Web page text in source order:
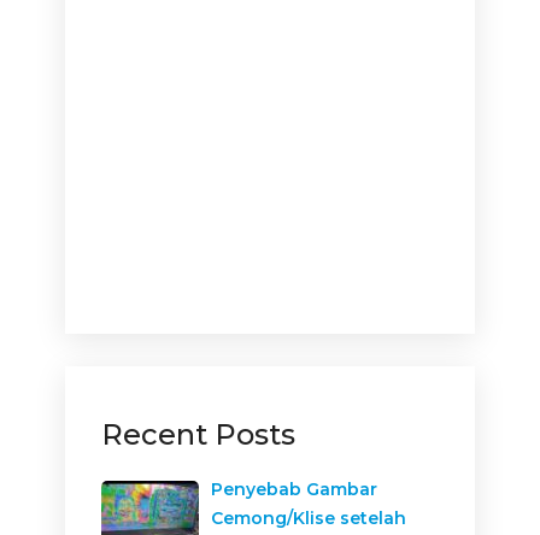
Recent Posts
Penyebab Gambar
Cemong/Klise setelah